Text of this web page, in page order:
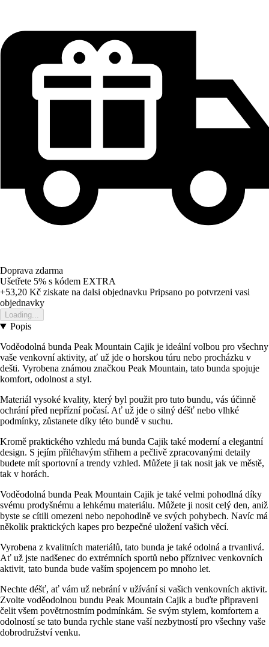
Doprava zdarma
Ušetřete 5% s kódem EXTRA
+53,20 Kč ziskate na dalsi objednavku Pripsano po potvrzeni vasi
objednavky
Loading...
Popis
Voděodolná bunda Peak Mountain Cajik je ideální volbou pro všechny
vaše venkovní aktivity, ať už jde o horskou túru nebo procházku v
dešti. Vyrobena známou značkou Peak Mountain, tato bunda spojuje
komfort, odolnost a styl.
Materiál vysoké kvality, který byl použit pro tuto bundu, vás účinně
ochrání před nepřízní počasí. Ať už jde o silný déšť nebo vlhké
podmínky, zůstanete díky této bundě v suchu.
Kromě praktického vzhledu má bunda Cajik také moderní a elegantní
design. S jejím přiléhavým střihem a pečlivě zpracovanými detaily
budete mít sportovní a trendy vzhled. Můžete ji tak nosit jak ve městě,
tak v horách.
Voděodolná bunda Peak Mountain Cajik je také velmi pohodlná díky
svému prodyšnému a lehkému materiálu. Můžete ji nosit celý den, aniž
byste se cítili omezeni nebo nepohodlně ve svých pohybech. Navíc má
několik praktických kapes pro bezpečné uložení vašich věcí.
Vyrobena z kvalitních materiálů, tato bunda je také odolná a trvanlivá.
Ať už jste nadšenec do extrémních sportů nebo příznivec venkovních
aktivit, tato bunda bude vaším spojencem po mnoho let.
Nechte déšť, ať vám už nebrání v užívání si vašich venkovních aktivit.
Zvolte voděodolnou bundu Peak Mountain Cajik a buďte připraveni
čelit všem povětrnostním podmínkám. Se svým stylem, komfortem a
odolností se tato bunda rychle stane vaší nezbytností pro všechny vaše
dobrodružství venku.